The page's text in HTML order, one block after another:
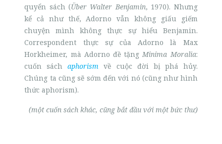
quyển sách (Über Walter Benjamin, 1970). Nhưng
kể cả như thế, Adorno vẫn không giấu giếm
chuyện mình không thực sự hiểu Benjamin.
Correspondent thực sự của Adorno là Max
Horkheimer, mà Adorno đề tặngMinima Moralia:
cuốn sáchaphorismvề cuộc đời bị phá hủy.
Chúng ta cũng sẽ sớm đến với nó (cũng như hình
thức aphorism).
(một cuốn sách khác, cũng bắt đầu với một bức thư)